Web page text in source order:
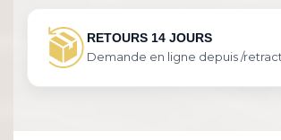
RETOURS 14 JOURS
Demande en ligne depuis /